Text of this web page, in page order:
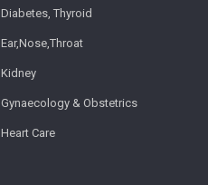
Diabetes, Thyroid
Ear,Nose,Throat
Kidney
Gynaecology & Obstetrics
Heart Care